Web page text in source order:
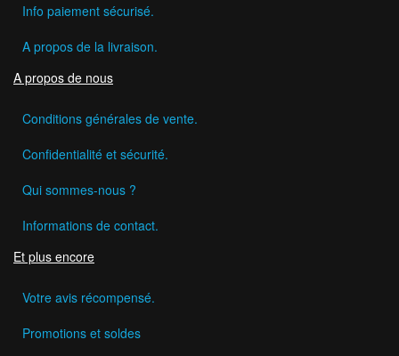
Info paiement sécurisé.
A propos de la livraison.
A propos de nous
Conditions générales de vente.
Confidentialité et sécurité.
Qui sommes-nous ?
Informations de contact.
Et plus encore
Votre avis récompensé.
Promotions et soldes